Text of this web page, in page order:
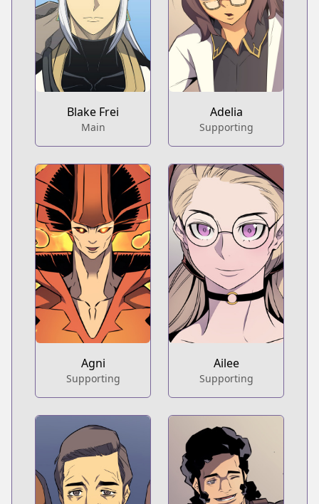
Blake Frei
Main
Adelia
Supporting
Agni
Supporting
Ailee
Supporting